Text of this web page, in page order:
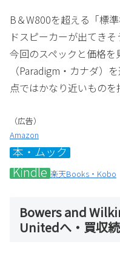
B＆W800を超える「標
ドスピーカーが出てきそ
今回のスペックと価格
（Paradigm・カナダ）
点ではかなり近いものを
（広告）
Amazon
本・ムック
Kindle 楽天Books・Kobo
Bowers and
Unitedへ・買収